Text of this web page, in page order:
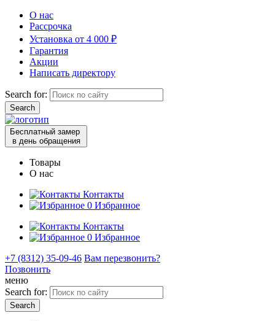
О нас
Рассрочка
Установка от 4 000 ₽
Гарантия
Акции
Написать директору
Search for:
Бесплатный замер
в день обращения
Товары
О нас
Контакты
0 Избранное
Контакты
0 Избранное
+7 (8312) 35-09-46 Вам перезвонить?
Позвонить
меню
Search for: